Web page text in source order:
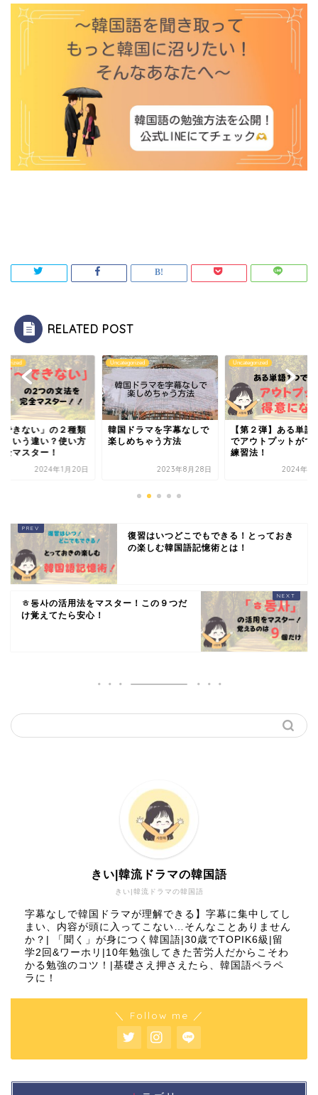
RELATED POST
できない」の２種類
ういう違い？使い方
全マスター！
2024年1月20日
Uncategorized
韓国ドラマを字幕なしで
楽しめちゃう方法
2023年8月28日
Uncategorized
【第２弾】ある単語
でアウトプットがで
練習法！
2024年1
復習はいつどこでもできる！とっておき
の楽しむ韓国語記憶術とは！
ㅎ동사の活用法をマスター！この９つだ
け覚えてたら安心！
きい|韓流ドラマの韓国語
きい|韓流ドラマの韓国語
字幕なしで韓国ドラマが理解できる】字幕に集中してし
まい、内容が頭に入ってこない…そんなことありません
か？| 「聞く」が身につく韓国語|30歳でTOPIK6級|留
学2回&ワーホリ|10年勉強してきた苦労人だからこそわ
かる勉強のコツ！|基礎さえ押さえたら、韓国語ペラペ
ラに！
＼ Follow me ／